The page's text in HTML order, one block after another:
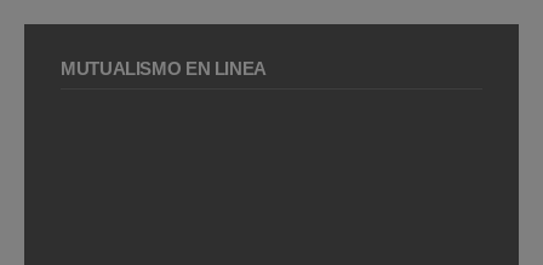
MUTUALISMO EN LÍNEA